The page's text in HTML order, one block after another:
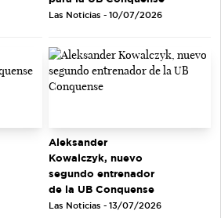
Las Noticias - 10/07/2026
Aleksander
Kowalczyk, nuevo
segundo entrenador
de la UB Conquense
Las Noticias - 13/07/2026